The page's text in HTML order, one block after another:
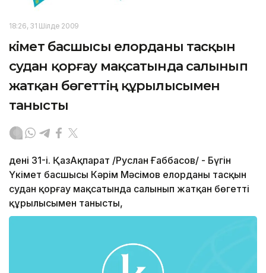
18:26, 31 Шілде 2009
Үкімет басшысы елорданы тасқын
судан қорғау мақсатында салынып
жатқан бөгеттің құрылысымен
танысты
денің 31-і. ҚазАқпарат /Руслан Ғаббасов/ - Бүгін
Үкімет басшысы Кәрім Мәсімов елорданы тасқын
судан қорғау мақсатында салынып жатқан бөгеттің
құрылысымен танысты,